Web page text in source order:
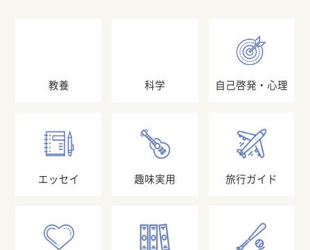
教養 科学 自己啓発・心理
エッセイ 趣味実用 旅行ガイド